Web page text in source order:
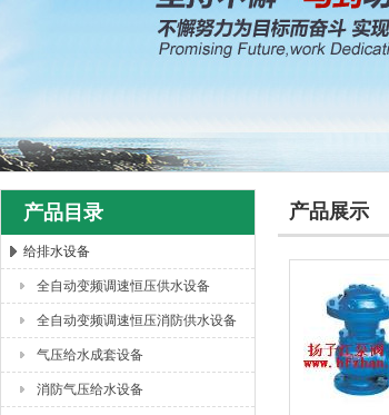
浙江扬子江泵业有限公司
产品目录
给排水设备
全自动变频调速恒压供水设备
全自动变频调速恒压消防供水设备
气压给水成套设备
消防气压给水设备
产品展示